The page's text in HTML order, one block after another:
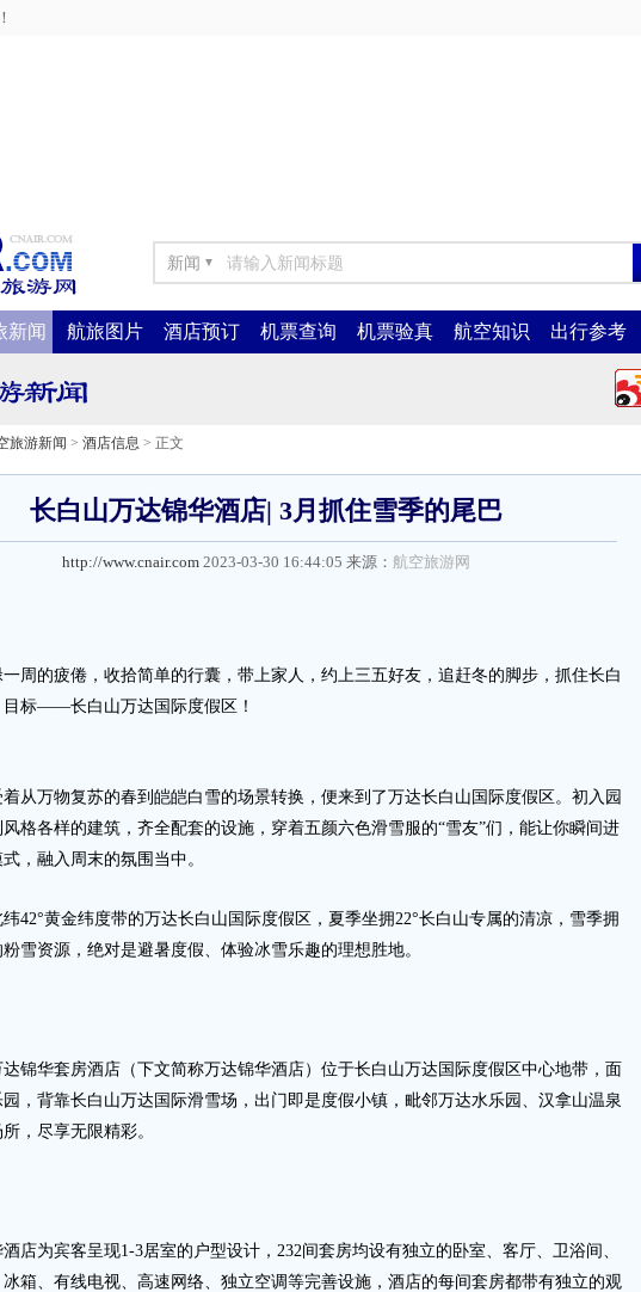
新闻 ▼
新闻 航旅图片 酒店预订 机票查询 机票验真 航空知识 出行参考
旅游新闻 > 酒店信息 > 正文
长白山万达锦华酒店| 3月抓住雪季的尾巴
http://www.cnair.com 2023-03-30 16:44:05 来源： 航空旅游网
的疲倦，收拾简单的行囊，带上家人，约上三五好友，追赶冬的脚步，抓住长白
目标——长白山万达国际度假区！
万物复苏的春到皑皑白雪的场景转换，便来到了万达长白山国际度假区。初入园
风格各样的建筑，齐全配套的设施，穿着五颜六色滑雪服的“雪友”们，能让你瞬间进
，融入周末的氛围当中。
黄金纬度带的万达长白山国际度假区，夏季坐拥22°长白山专属的清凉，雪季拥
雪资源，绝对是避暑度假、体验冰雪乐趣的理想胜地。
华套房酒店（下文简称万达锦华酒店）位于长白山万达国际度假区中心地带，面
，背靠长白山万达国际滑雪场，出门即是度假小镇，毗邻万达水乐园、汉拿山温泉
，尽享无限精彩。
为宾客呈现1-3居室的户型设计，232间套房均设有独立的卧室、客厅、卫浴间、
箱、有线电视、高速网络、独立空调等完善设施，酒店的每间套房都带有独立的观